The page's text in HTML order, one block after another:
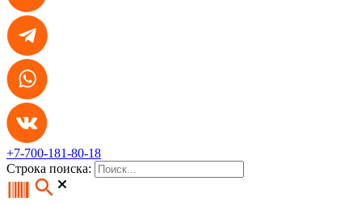
+7-700-181-80-18
Строка поиска: